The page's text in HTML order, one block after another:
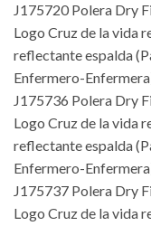
J175720 Polera Dry
Logo Cruz de la vida
reflectante espalda
Enfermero-
J175736 Polera Dry
Logo Cruz de la vida
reflectante espalda
Enfermero-
J175737 Polera Dry
Logo Cruz de la vida